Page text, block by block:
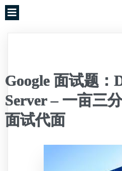
Google 面试题：
Server – 一亩三
面试代面